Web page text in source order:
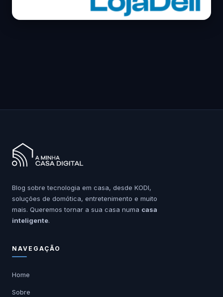
Blog sobre tecnologia em casa, desde KODI,
soluções de domótica, entretenimento e muito
mais. Queremos tornar a sua casa numa casa
inteligente.
NAVEGAÇÃO
Home
Sobre